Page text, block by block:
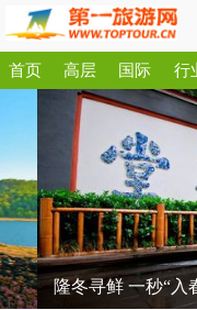
首页 高层 国际 行
隆冬寻鲜 一秒“入春”